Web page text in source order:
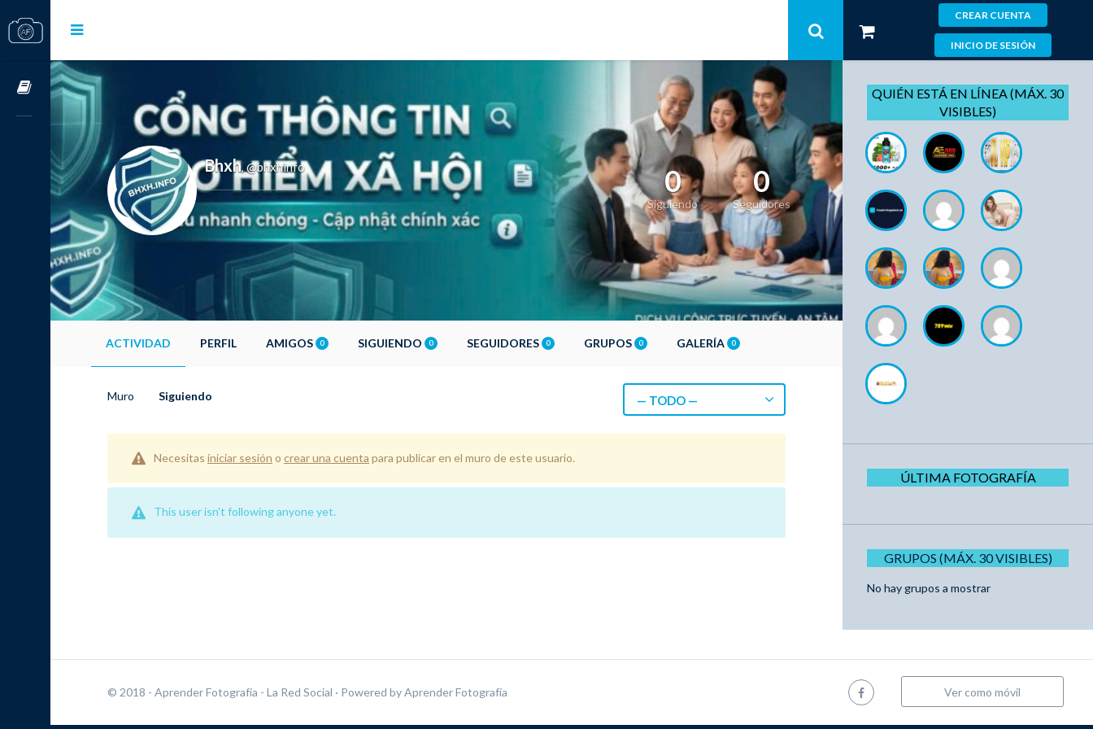
CREAR CUENTA
INICIO DE SESIÓN
Cursos OnLine
Bhxh, @bhxhinfo 0
Siguiendo
0
Seguidores
ACTIVIDAD PERFIL AMIGOS 0 SIGUIENDO 0 SEGUIDORES 0 GRUPOS 0 GALERÍA 0
Muro Siguiendo — TODO —
Necesitas iniciar sesión o crear una cuenta para publicar en el muro de este usuario.
This user isn't following anyone yet.
QUIÉN ESTÁ EN LÍNEA (MÁX. 30
VISIBLES)
ÚLTIMA FOTOGRAFÍA
GRUPOS (MÁX. 30 VISIBLES)
No hay grupos a mostrar
© 2018 - Aprender Fotografía - La Red Social · Powered byAprender Fotografía